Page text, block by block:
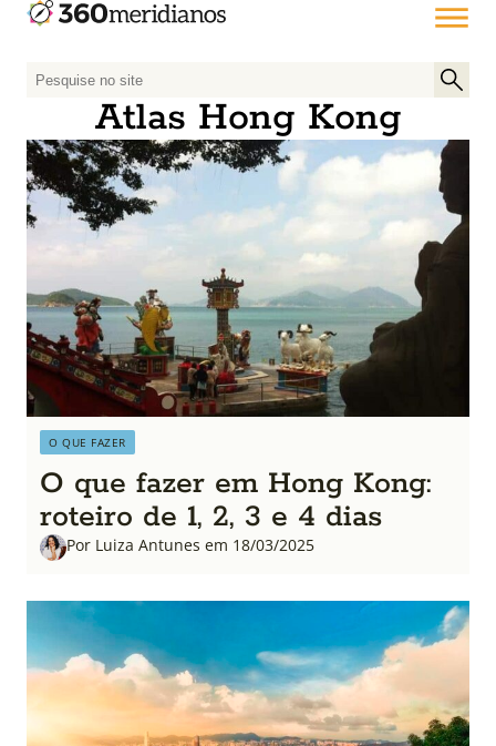
P
q
u
i
s
r
p
o
r
:
Atlas Hong Kong
O QUE FAZER
O que fazer em Hong Kong:
roteiro de 1, 2, 3 e 4 dias
Por Luiza Antunes em 18/03/2025